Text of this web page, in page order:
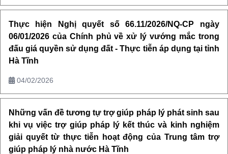
Thực hiện Nghị quyết số 66.11/2026/NQ-CP ngày
06/01/2026 của Chính phủ về xử lý vướng mắc trong
đấu giá quyền sử dụng đất - Thực tiễn áp dụng tại tỉnh
Hà Tĩnh
04/02/2026
Những vấn đề tương tự trợ giúp pháp lý phát sinh sau
khi vụ việc trợ giúp pháp lý kết thúc và kinh nghiệm
giải quyết từ thực tiễn hoạt động của Trung tâm trợ
giúp pháp lý nhà nước Hà Tĩnh